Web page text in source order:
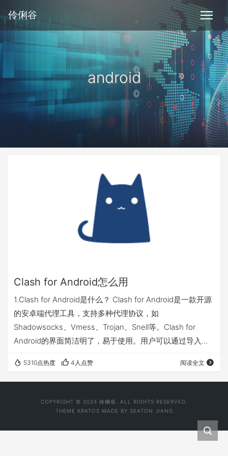
伶俐谷
android
Clash for Android怎么用
1.Clash for Android是什么？ Clash for Android是一款开源
的安卓端代理工具，支持多种代理协议，如
Shadowsocks、Vmess、Trojan、Snell等。Clash for
Android的界面简洁明了，易于使用。用户可以通过导入配
Android还支持智能分流和规则定制等高级功能，可以满足
用户个性化的代理需求。 2.下载 有几种下载方式，大家选
5310点热度 4人点赞 阅读全文
COPYRIGHT © 2024 伶俐谷. ALL RIGHTS RESERVED.
THEME KRATOS MADE BY SEATON JIANG